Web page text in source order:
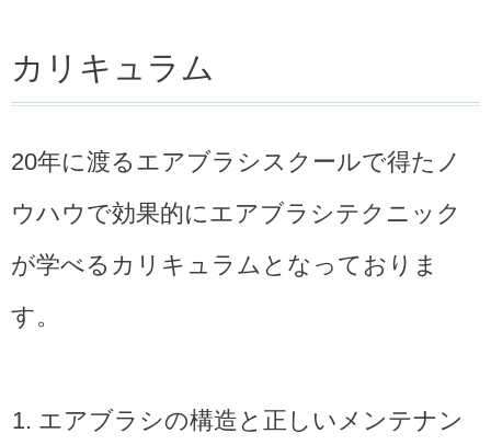
カリキュラム
20年に渡るエアブラシスクールで得たノ
ウハウで効果的にエアブラシテクニック
が学べるカリキュラムとなっておりま
す。
エアブラシの構造と正しいメンテナン